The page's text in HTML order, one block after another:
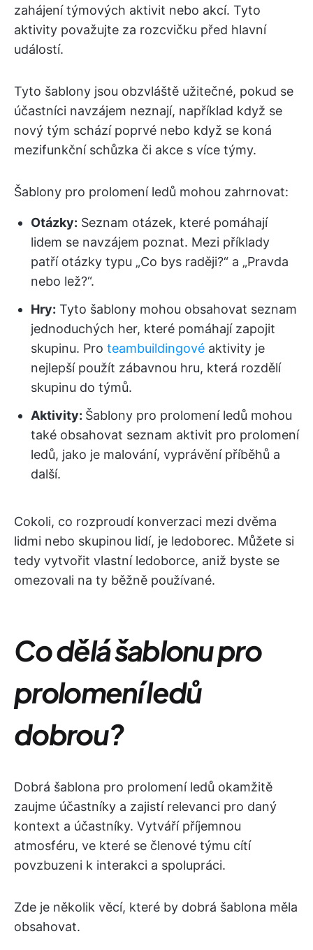
zahájení týmových aktivit nebo akcí. Tyto
aktivity považujte za rozcvičku před hlavní
událostí.
Tyto šablony jsou obzvláště užitečné, pokud se
účastníci navzájem neznají, například když se
nový tým schází poprvé nebo když se koná
mezifunkční schůzka či akce s více týmy.
Šablony pro prolomení ledů mohou zahrnovat:
Otázky: Seznam otázek, které pomáhají
lidem se navzájem poznat. Mezi příklady
patří otázky typu „Co bys raději?“ a „Pravda
nebo lež?“.
Hry: Tyto šablony mohou obsahovat seznam
jednoduchých her, které pomáhají zapojit
skupinu. Pro teambuildingové aktivity je
nejlepší použít zábavnou hru, která rozdělí
skupinu do týmů.
Aktivity: Šablony pro prolomení ledů mohou
také obsahovat seznam aktivit pro prolomení
ledů, jako je malování, vyprávění příběhů a
další.
Cokoli, co rozproudí konverzaci mezi dvěma
lidmi nebo skupinou lidí, je ledoborec. Můžete si
tedy vytvořit vlastní ledoborce, aniž byste se
omezovali na ty běžně používané.
Co dělá šablonu pro
prolomení ledů
dobrou?
Dobrá šablona pro prolomení ledů okamžitě
zaujme účastníky a zajistí relevanci pro daný
kontext a účastníky. Vytváří příjemnou
atmosféru, ve které se členové týmu cítí
povzbuzeni k interakci a spolupráci.
Zde je několik věcí, které by dobrá šablona měla
obsahovat.